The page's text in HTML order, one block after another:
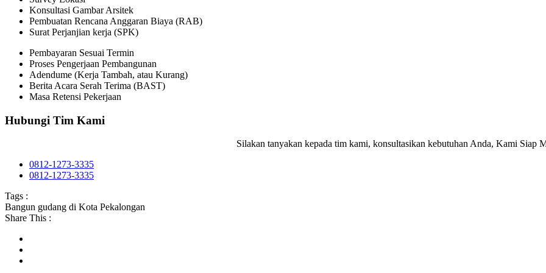
Konsultasi Gambar Arsitek
Pembuatan Rencana Anggaran Biaya (RAB)
Surat Perjanjian kerja (SPK)
Pembayaran Sesuai Termin
Proses Pengerjaan Pembangunan
Adendume (Kerja Tambah, atau Kurang)
Berita Acara Serah Terima (BAST)
Masa Retensi Pekerjaan
Hubungi Tim Kami
Silakan tanyakan kepada tim kami, konsultasikan kebutuhan Anda, Kami Siap
0812-1273-3335
0812-1273-3335
Tags :
Bangun gudang di Kota Pekalongan
Share This :